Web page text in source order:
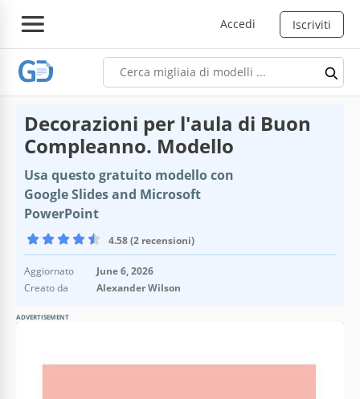
Accedi Iscriviti
Decorazioni per l'aula di Buon
Compleanno. Modello
Usa questo gratuito modello con
Google Slides and Microsoft
PowerPoint
4.58 (2 recensioni)
Aggiornato
June 6, 2026
Creato da
Alexander Wilson
ADVERTISEMENT